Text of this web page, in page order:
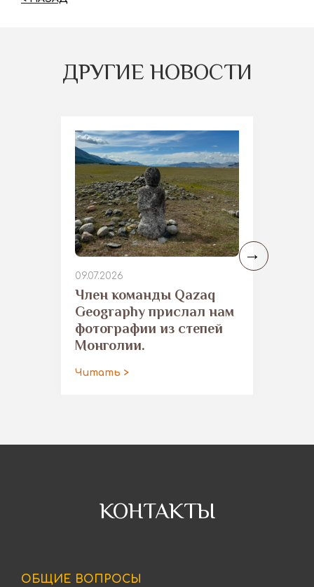
ДРУГИЕ НОВОСТИ
09.07.2026
​Член команды Qazaq
Geography прислал нам
фотографии из степей
Монголии.
Читать >
КОНТАКТЫ
ОБЩИЕ ВОПРОСЫ